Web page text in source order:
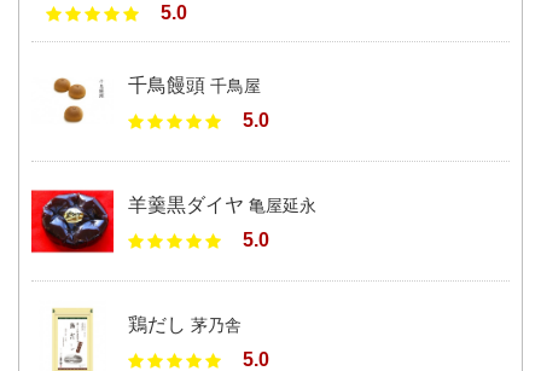
5.0
千鳥饅頭 千鳥屋
5.0
羊羹黒ダイヤ 亀屋延永
5.0
鶏だし 茅乃舎
5.0